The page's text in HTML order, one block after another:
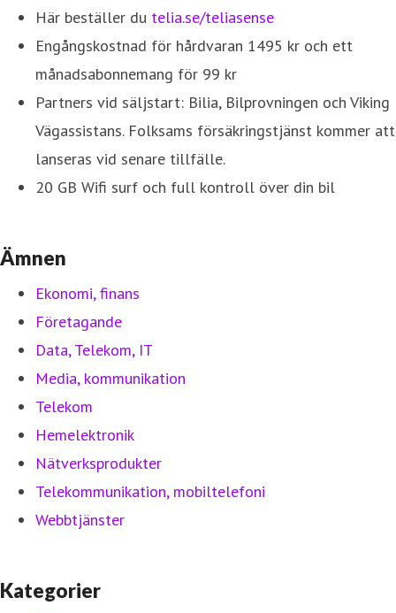
Här beställer du telia.se/teliasense
Engångskostnad för hårdvaran 1495 kr och ett
månadsabonnemang för 99 kr
Partners vid säljstart: Bilia, Bilprovningen och Viking
Vägassistans. Folksams försäkringstjänst kommer att
lanseras vid senare tillfälle.
20 GB Wifi surf och full kontroll över din bil
Ämnen
Ekonomi, finans
Företagande
Data, Telekom, IT
Media, kommunikation
Telekom
Hemelektronik
Nätverksprodukter
Telekommunikation, mobiltelefoni
Webbtjänster
Kategorier